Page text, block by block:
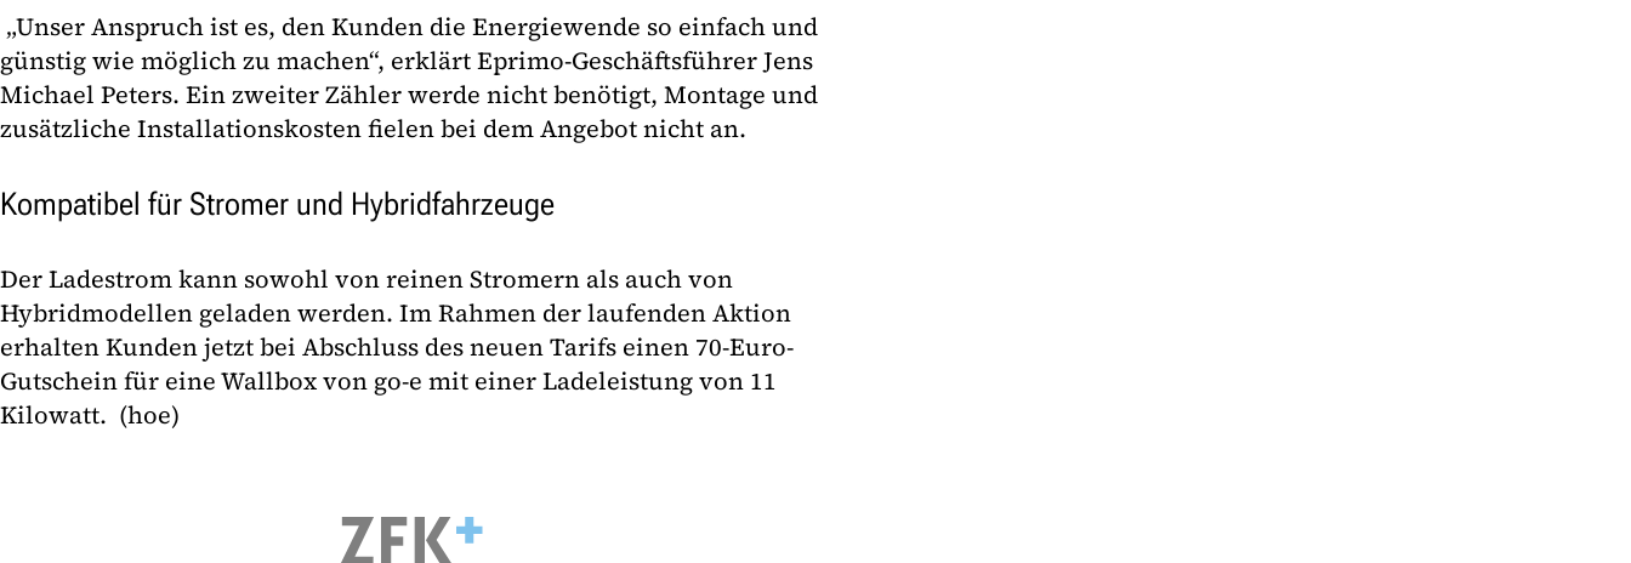
„Unser Anspruch ist es, den Kunden die Energiewende so einfach und
günstig wie möglich zu machen“, erklärt Eprimo-Geschäftsführer Jens
Michael Peters. Ein zweiter Zähler werde nicht benötigt, Montage und
zusätzliche Installationskosten fielen bei dem Angebot nicht an.
Kompatibel für Stromer und Hybridfahrzeuge
Der Ladestrom kann sowohl von reinen Stromern als auch von
Hybridmodellen geladen werden. Im Rahmen der laufenden Aktion
erhalten Kunden jetzt bei Abschluss des neuen Tarifs einen 70-Euro-
Gutschein für eine Wallbox von go-e mit einer Ladeleistung von 11
Kilowatt. (hoe)